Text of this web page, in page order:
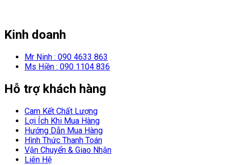
Kinh doanh
Mr Ninh : 090 4633 863
Ms Hiền : 090 1104 836
Hỗ trợ khách hàng
Cam Kết Chất Lượng
Lợi Ích Khi Mua Hàng
Hướng Dẫn Mua Hàng
Hình Thức Thanh Toán
Vận Chuyển & Giao Nhận
Liên Hệ